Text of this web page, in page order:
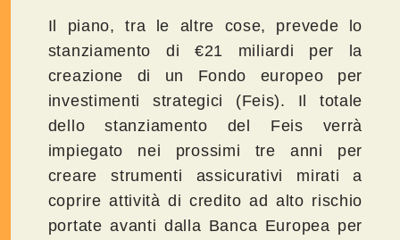
Il piano, tra le altre cose, prevede lo
stanziamento di €21 miliardi per la
creazione di un Fondo europeo per
investimenti strategici (Feis). Il totale
dello stanziamento del Feis verrà
impiegato nei prossimi tre anni per
creare strumenti assicurativi mirati a
coprire attività di credito ad alto rischio
portate avanti dalla Banca Europea per